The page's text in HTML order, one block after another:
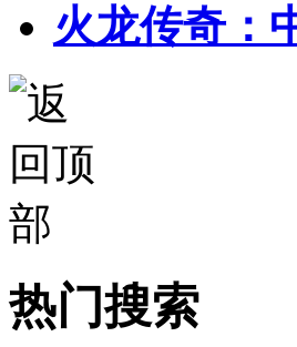
火龙传奇：
热门搜索